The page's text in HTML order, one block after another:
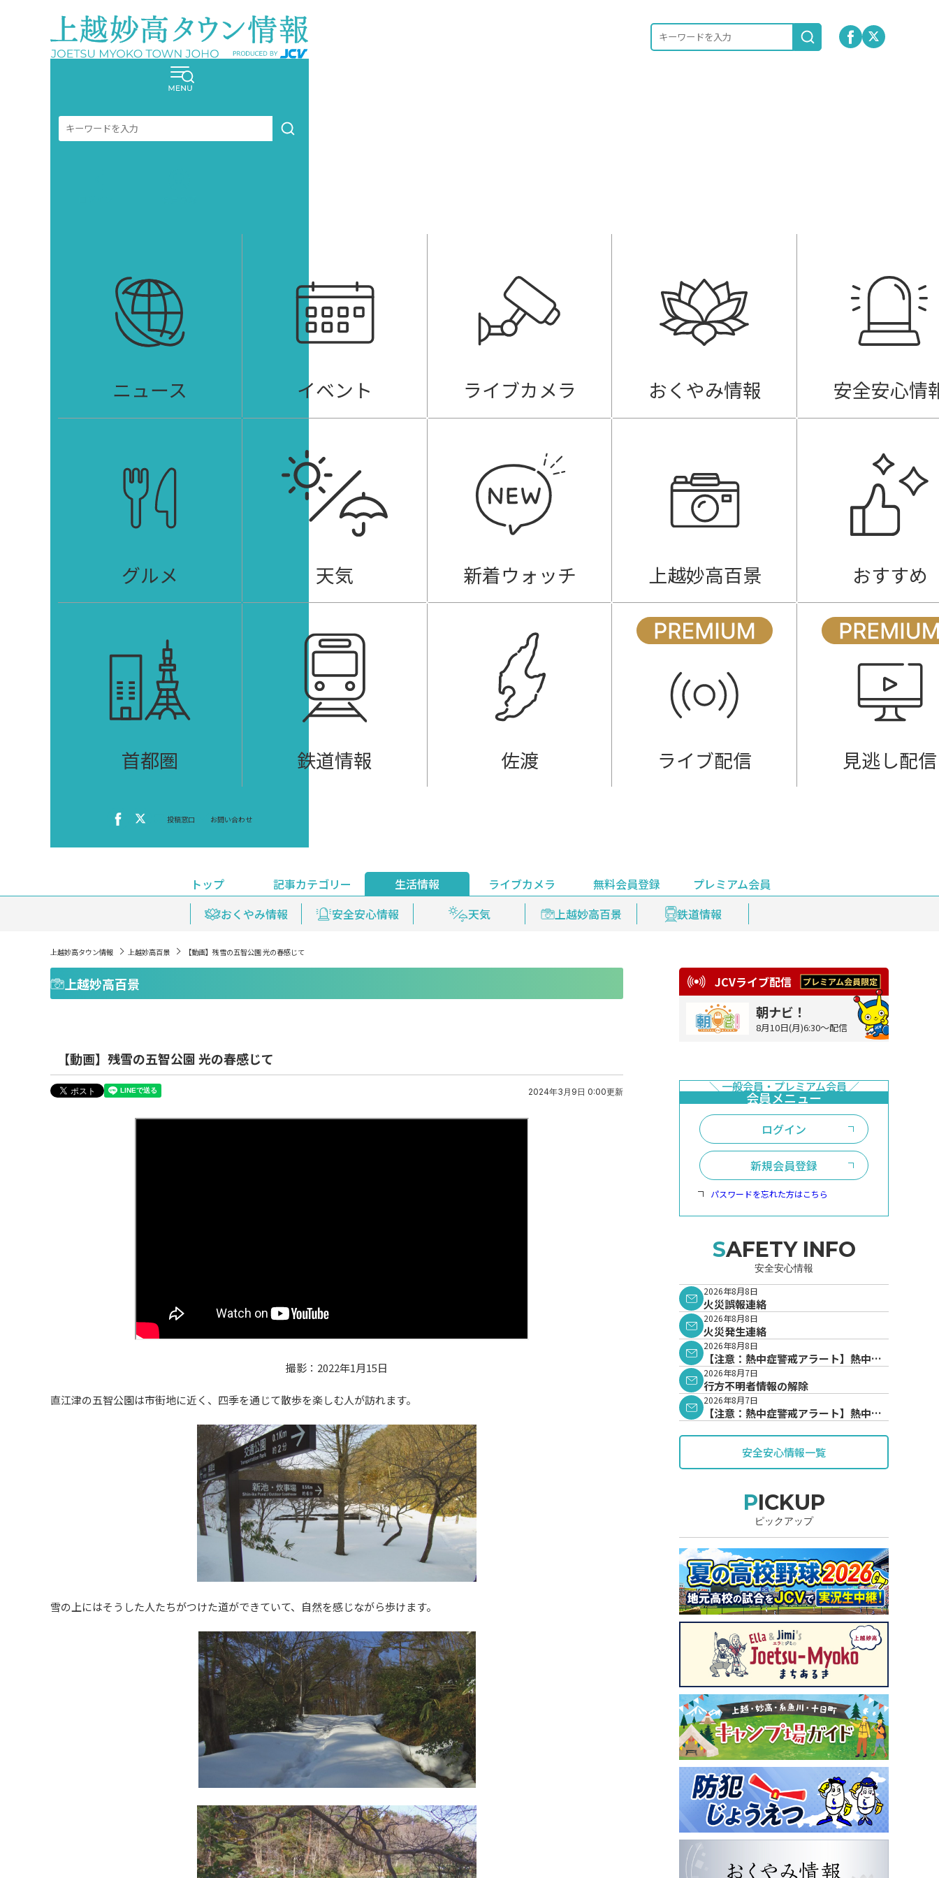
ニュース イベント ライブカメラ おくやみ情報 安全安心情
グルメ 天気 新着ウォッチ 上越妙高百景 おすすめ
首都圏 鉄道情報 佐渡 ライブ配信 見逃し配信
投稿窓口 お問い合わせ
トップ
記事カテゴリー
ニュース
イベント 新着ウォッチ 編集部おすすめ
生活情報
おくやみ情報
安全安心情報 天気 上越妙高百景 鉄道情報
ライブカメラ 無料会員登録
プレミアム会員
ライブ配信
見逃し配信 プレミアム会員登録
上越妙高タウン情報 上越妙高百景 【動画】残雪の五智公園 光の春感じて
上越妙高百景
【動画】残雪の五智公園 光の春感じて
2024年3月9日 0:00更新
撮影：2022年1月15日
直江津の五智公園は市街地に近く、四季を通じて散歩を楽しむ人が訪れます。
雪の上にはそうした人たちがつけた道ができていて、自然を感じながら歩けます。
JCVライブ配信
朝ナビ！
8月10日(月)6:30～配信
ログイン
新規会員登録
パスワードを忘れた方はこちら
SAFETY INFO
安全安心情報
2026年8月8日
火災誤報連絡
2026年8月8日
火災発生連絡
2026年8月8日
【注意：熱中症警戒アラート】熱中症
警戒アラートが発表されています。
2026年8月7日
行方不明者情報の解除
2026年8月7日
【注意：熱中症警戒アラート】熱中症
安全安心情報一覧
PICKUP
ピックアップ